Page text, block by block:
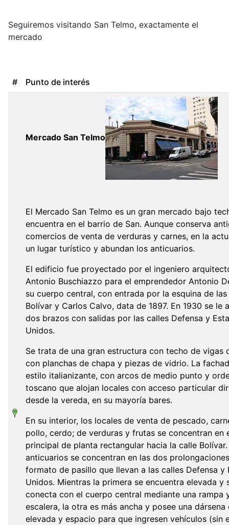
Seguiremos visitando San Telmo, exactamente el
mercado
# Punto de interés
Mercado San Telmo
El Mercado San Telmo es un gran mercado bajo
encuentra en el barrio de San. Aunque conserva
comercios de venta de verduras y carnes, en la
un lugar turístico y abundan los anticuarios.
El edificio fue proyectado por el ingeniero
Antonio Buschiazzo para el emprendedor Antonio
su cuerpo central, con entrada por la esquina de las
Bolívar y Carlos Calvo, data de 1897. En 1930 se le
dos brazos con salidas por las calles Defensa y
Unidos.
Se trata de una gran estructura con techo de vigas
con planchas de chapa y piezas de vidrio. La
estilo italianizante, con arcos de medio punto y
toscano que alojan locales con acceso particular
desde la vereda, en su mayoría bares.
En su interior, los locales de venta de pescado,
pollo, cerdo; de verduras y frutas se concentran en
principal de planta rectangular hacia la calle
anticuarios se concentran en las dos
formato de pasillo que llevan a las calles Defensa y
Unidos. Mientras la primera se encuentra elevada y
conecta con el cuerpo central mediante una rampa
escalera, la otra es más ancha y posee una dársena
elevada y espacio para que ingresen vehículos (sin